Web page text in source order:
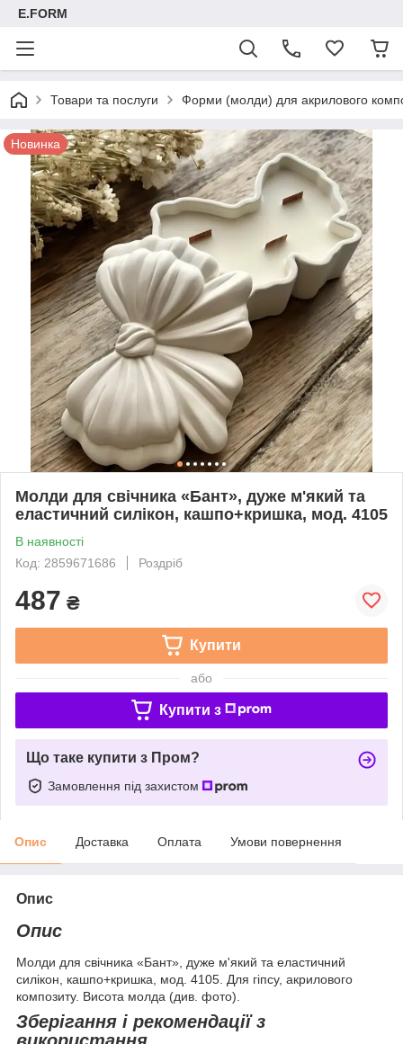
E.FORM
Товари та послуги Форми (молди) для акрилового
Новинка
Молди для свічника «Бант», дуже м'який та
еластичний силікон, кашпо+кришка, мод. 4105
В наявності
Код: 2859671686
Роздріб
487 ₴
Купити
або
Купити з
Що таке купити з Пром?
Замовлення під захистом
Опис Доставка Оплата Умови повернення
Опис
Опис
Молди для свічника «Бант», дуже м'який та еластичний
силікон, кашпо+кришка, мод. 4105. Для гіпсу, акрилового
композиту. Висота молда (див. фото).
Зберігання і рекомендації з